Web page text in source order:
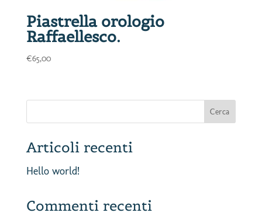
Piastrella orologio
Raffaellesco.
€65,00
Articoli recenti
Hello world!
Commenti recenti